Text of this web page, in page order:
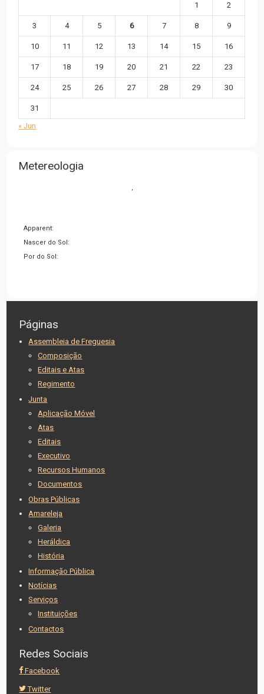
1 2
3 4 5 6 7 8 9
10 11 12 13 14 15 16
17 18 19 20 21 22 23
24 25 26 27 28 29 30
31
« Jun
Metereologia
,
Apparent:
Nascer do Sol:
Por do Sol:
Páginas
Assembleia de Freguesia
Composição
Editais e Atas
Regimento
Junta
Aplicação Móvel
Atas
Editais
Executivo
Recursos Humanos
Documentos
Obras Públicas
Amareleja
Galeria
Heráldica
História
Informação Pública
Notícias
Serviços
Instituições
Contactos
Redes Sociais
Facebook
Twitter